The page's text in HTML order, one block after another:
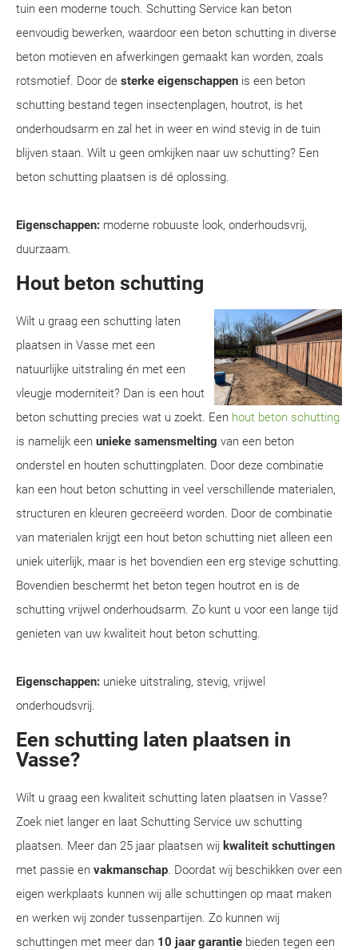
tuin een moderne touch. Schutting Service kan beton
eenvoudig bewerken, waardoor een beton schutting in diverse
beton motieven en afwerkingen gemaakt kan worden, zoals
rotsmotief. Door de sterke eigenschappen is een beton
schutting bestand tegen insectenplagen, houtrot, is het
onderhoudsarm en zal het in weer en wind stevig in de tuin
blijven staan. Wilt u geen omkijken naar uw schutting? Een
beton schutting plaatsen is dé oplossing.
Eigenschappen: moderne robuuste look, onderhoudsvrij,
duurzaam.
Hout beton schutting
Wilt u graag een schutting laten
plaatsen in Vasse met een
natuurlijke uitstraling én met een
vleugje moderniteit? Dan is een hout
beton schutting precies wat u zoekt. Een hout beton schutting
is namelijk een unieke samensmelting van een beton
onderstel en houten schuttingplaten. Door deze combinatie
kan een hout beton schutting in veel verschillende materialen,
structuren en kleuren gecreëerd worden. Door de combinatie
van materialen krijgt een hout beton schutting niet alleen een
uniek uiterlijk, maar is het bovendien een erg stevige schutting.
Bovendien beschermt het beton tegen houtrot en is de
schutting vrijwel onderhoudsarm. Zo kunt u voor een lange tijd
genieten van uw kwaliteit hout beton schutting.
Eigenschappen: unieke uitstraling, stevig, vrijwel
onderhoudsvrij.
Een schutting laten plaatsen in
Vasse?
Wilt u graag een kwaliteit schutting laten plaatsen in Vasse?
Zoek niet langer en laat Schutting Service uw schutting
plaatsen. Meer dan 25 jaar plaatsen wij kwaliteit schuttingen
met passie en vakmanschap. Doordat wij beschikken over een
eigen werkplaats kunnen wij alle schuttingen op maat maken
en werken wij zonder tussenpartijen. Zo kunnen wij
schuttingen met meer dan 10 jaar garantie bieden tegen een